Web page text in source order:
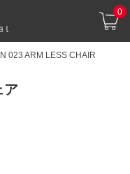
0
023 ARM LESS CHAIR
ア